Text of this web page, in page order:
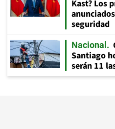
Kast? Los
seguridad
Nacional
Santiago
serán 11